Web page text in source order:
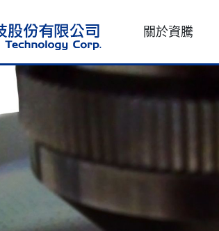
關於資騰